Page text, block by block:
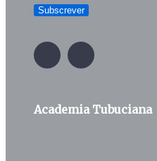
Academia Tubuciana